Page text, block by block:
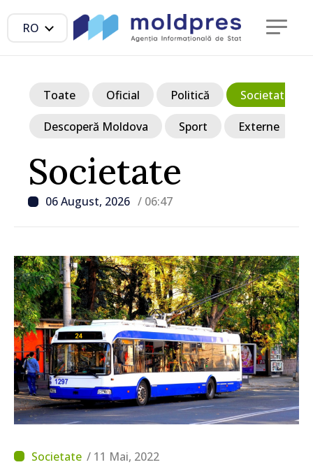
RO
Societate
06 August, 2026 / 06:47
Toate Oficial Politică Societate
Descoperă Moldova Sport Externe
/ 11 Mai, 2022